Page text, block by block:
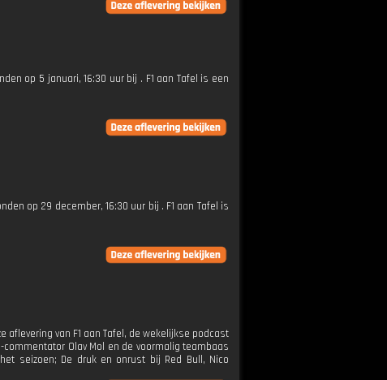
op 5 januari, 16:30 uur bij . F1 aan Tafel is een
op 29 december, 16:30 uur bij . F1 aan Tafel is
aflevering van F1 aan Tafel, de wekelijkse podcast
commentator Olav Mol en de voormalig teambaas
seizoen; De druk en onrust bij Red Bull, Nico